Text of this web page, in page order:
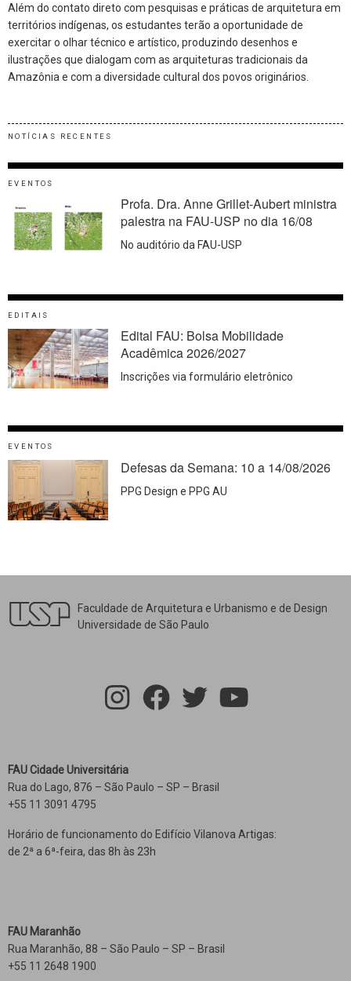
Além do contato direto com pesquisas e práticas de arquitetura em
territórios indígenas, os estudantes terão a oportunidade de
exercitar o olhar técnico e artístico, produzindo desenhos e
ilustrações que dialogam com as arquiteturas tradicionais da
Amazônia e com a diversidade cultural dos povos originários.
NOTÍCIAS RECENTES
EVENTOS
Profa. Dra. Anne Grillet-Aubert ministra
palestra na FAU-USP no dia 16/08
No auditório da FAU-USP
EDITAIS
Edital FAU: Bolsa Mobilidade
Acadêmica 2026/2027
Inscrições via formulário eletrônico
EVENTOS
Defesas da Semana: 10 a 14/08/2026
PPG Design e PPG AU
Faculdade de Arquitetura e Urbanismo e de Design
Universidade de São Paulo
FAU Cidade Universitária
Rua do Lago, 876 – São Paulo – SP – Brasil
+55 11 3091 4795
Horário de funcionamento do Edifício Vilanova Artigas:
de 2ª a 6ª-feira, das 8h às 23h
FAU Maranhão
Rua Maranhão, 88 – São Paulo – SP – Brasil
+55 11 2648 1900